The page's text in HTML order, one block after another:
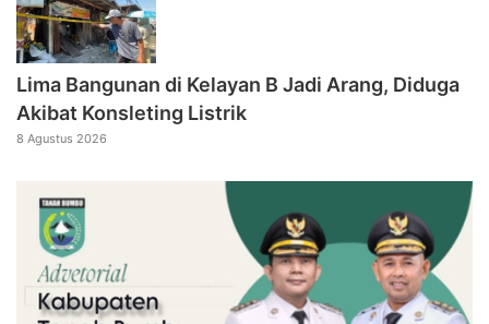
Lima Bangunan di Kelayan B Jadi Arang, Diduga
Akibat Konsleting Listrik
8 Agustus 2026